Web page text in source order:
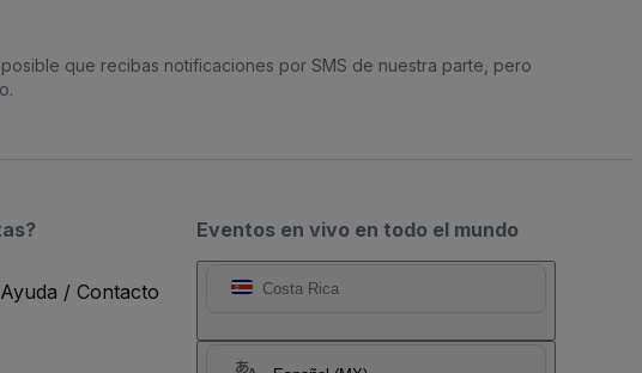
posible que recibas notificaciones por SMS de nuestra parte, pero
Eventos en vivo en todo el mundo
Costa Rica
/ Contacto